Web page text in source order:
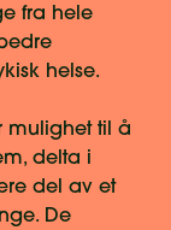
fra hele
helse.
mulighet til å
delta i
del av et
De